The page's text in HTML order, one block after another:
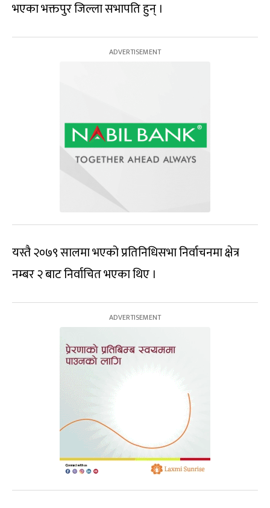
भएका भक्तपुर जिल्ला सभापति हुन् ।
यस्तै २०७९ सालमा भएको प्रतिनिधिसभा निर्वाचनमा क्षेत्र
नम्बर २ बाट निर्वाचित भएका थिए ।